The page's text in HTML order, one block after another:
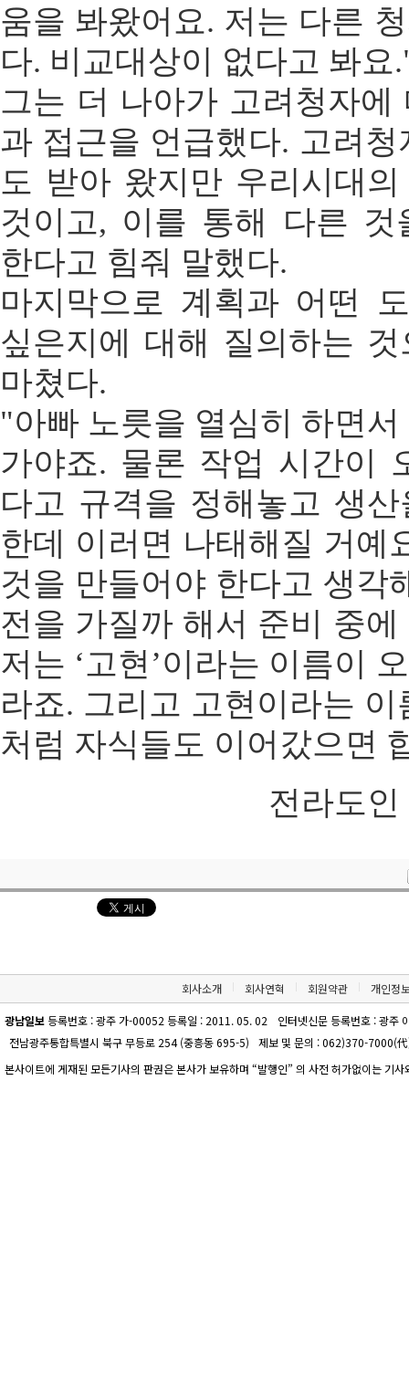
움을 봐왔어요. 저는 다른
다. 비교대상이 없다고 봐요
그는 더 나아가 고려청자에
과 접근을 언급했다. 고려
도 받아 왔지만 우리시대
것이고, 이를 통해 다른 것
한다고 힘줘 말했다.
마지막으로 계획과 어떤
싶은지에 대해 질의하는
마쳤다.
"아빠 노릇을 열심히 하면
가야죠. 물론 작업 시간이
다고 규격을 정해놓고 생
한데 이러면 나태해질 거예
것을 만들어야 한다고 생각
전을 가질까 해서 준비 중
저는 ‘고현’이라는 이름이
라죠. 그리고 고현이라는
처럼 자식들도 이어갔으면
전라도인
회사소개 회사연혁 회원약관 개인정
광남일보 등록번호 : 광주 가-00052 등록일 : 2011. 05. 02
인터넷신문 등록번호 : 광
전남광주통합특별시 북구 무등로 254 (중흥동 695-5)
제보 및 문의 : 062)370-7000(
본사이트에 게재된 모든기사의 판권은 본사가 보유하며 “발행인” 의 사전 허가없이는 기